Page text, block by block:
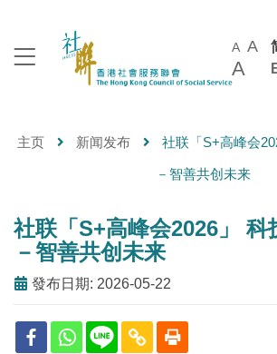
A A
A
主页 新闻发布 社联「S+高峰会
－智善共创未来
社联「S+高峰会2026」 科
－智善共创未来
發布日期: 2026-05-22